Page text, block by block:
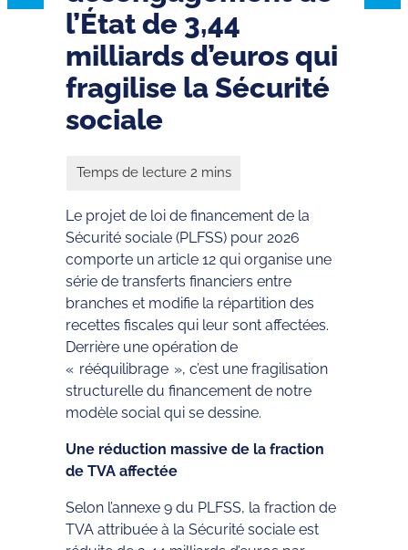
l’État de 3,44
milliards d’euros qui
fragilise la Sécurité
sociale
Le projet de loi de financement de la
Sécurité sociale (PLFSS) pour 2026
comporte un article 12 qui organise une
série de transferts financiers entre
branches et modifie la répartition des
recettes fiscales qui leur sont affectées.
Derrière une opération de
« rééquilibrage », c’est une fragilisation
structurelle du financement de notre
modèle social qui se dessine.
Une réduction massive de la fraction
de TVA affectée
Selon l’annexe 9 du PLFSS, la fraction de
TVA attribuée à la Sécurité sociale est